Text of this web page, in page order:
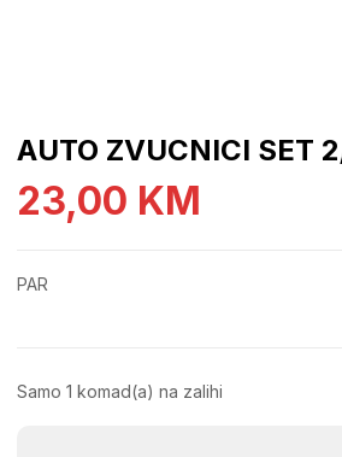
AUTO ZVUCNICI SET
23,00 KM
PAR
Samo 1 komad(a) na zalihi